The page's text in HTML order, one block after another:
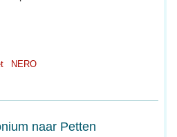
NERO
naar Petten